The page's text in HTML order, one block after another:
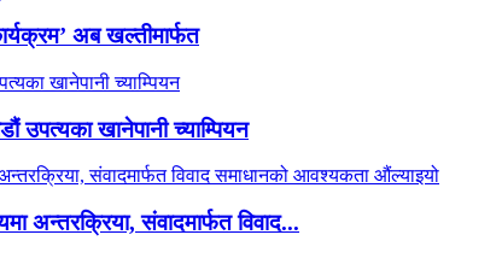
अब खल्तीमार्फत
उपत्यका खानेपानी च्याम्पियन
अन्तरक्रिया, संवादमार्फत विवाद...